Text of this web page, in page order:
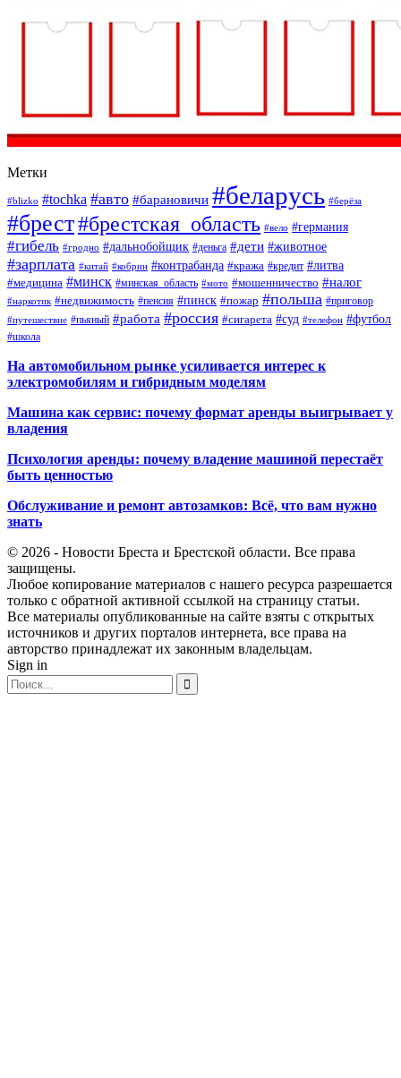
Метки
#blizko #tochka #авто #барановичи #беларусь #берёза
#брест#брестская_область #вело #германия
#гибель #гродно #дальнобойщик #деньга #дети #животное
#зарплата #китай #кобрин #контрабанда #кража #кредит #литва
#медицина #минск #минская_область #мото #мошенничество #налог
#наркотик #недвижимость #пенсия #пинск #пожар #польша #приговор
#путешествие #пьяный #работа #россия #сигарета #суд #телефон #футбол
#школа
На автомобильном рынке усиливается интерес к
электромобилям и гибридным моделям
Машина как сервис: почему формат аренды выигрывает у
владения
Психология аренды: почему владение машиной перестаёт
быть ценностью
Обслуживание и ремонт автозамков: Всё, что вам нужно
знать
© 2026 - Новости Бреста и Брестской области. Все права
защищены.
Любое копирование материалов с нашего ресурса разрешается
только с обратной активной ссылкой на страницу статьи.
Все материалы опубликованные на сайте взяты с открытых
источников и других порталов интернета, все права на
авторство принадлежат их законным владельцам.
Sign in